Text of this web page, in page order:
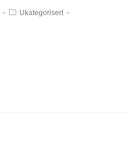
Ukategorisert